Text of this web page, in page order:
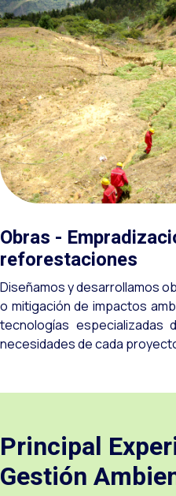
Obras -
reforestaciones
Diseñamos y desarrollamos
o mitigación de impactos
tecnologías
necesidades de cada
Principal
Gestión